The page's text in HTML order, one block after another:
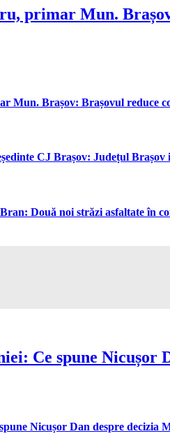
primar Mun.
Mun. Brașov: Brașovul reduce
CJ Brașov: Județul
Două noi străzi asfaltate în
Ce spune Nicușor
Nicușor Dan despre decizia